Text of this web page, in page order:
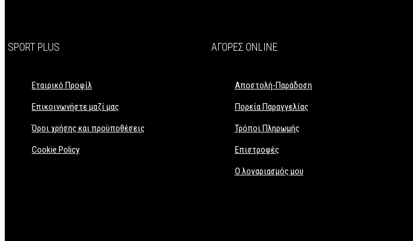
SPORT PLUS
Εταιρικό Προφίλ
Επικοινωνήστε μαζί μας
Όροι χρήσης και προϋποθέσεις
Cookie Policy
ΑΓΟΡΈΣ ONLINE
Αποστολή-Παράδοση
Πορεία Παραγγελίας
Τρόποι Πληρωμής
Επιστροφές
Ο λογαριασμός μου